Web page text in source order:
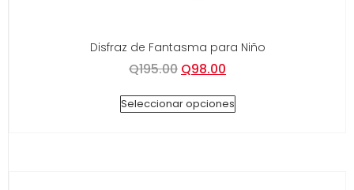
Disfraz de Fantasma para Niño
Q195.00 Q98.00
Seleccionar opciones